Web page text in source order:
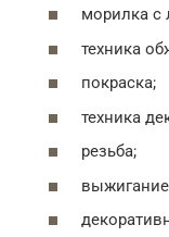
морилка
техника
покраска;
техника
резьба;